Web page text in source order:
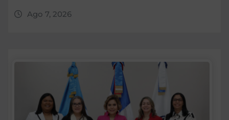
Ago 7, 2026